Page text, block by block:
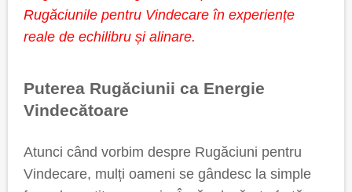
Rugăciunile pentru Vindecare în experiențe
reale de echilibru și alinare.
Puterea Rugăciunii ca Energie
Vindecătoare
Atunci când vorbim despre Rugăciuni pentru
Vindecare, mulți oameni se gândesc la simple